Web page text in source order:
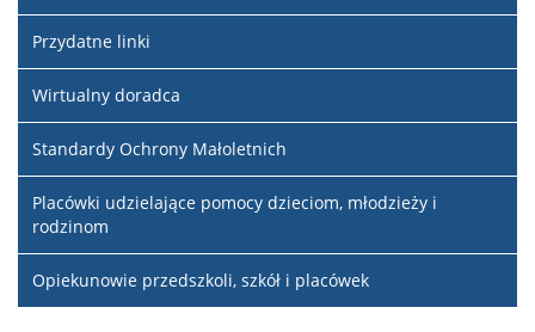
Przydatne linki
Wirtualny doradca
Standardy Ochrony Małoletnich
Placówki udzielające pomocy dzieciom, młodzieży i
rodzinom
Opiekunowie przedszkoli, szkół i placówek